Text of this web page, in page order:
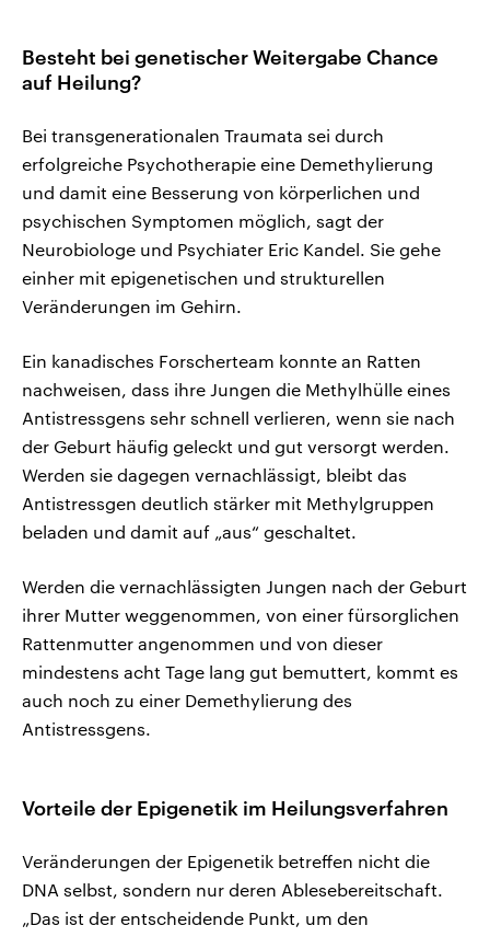
Besteht bei genetischer Weitergabe Chance
auf Heilung?
Bei transgenerationalen Traumata sei durch
erfolgreiche Psychotherapie eine Demethylierung
und damit eine Besserung von körperlichen und
psychischen Symptomen möglich, sagt der
Neurobiologe und Psychiater Eric Kandel. Sie gehe
einher mit epigenetischen und strukturellen
Veränderungen im Gehirn.
Ein kanadisches Forscherteam konnte an Ratten
nachweisen, dass ihre Jungen die Methylhülle eines
Antistressgens sehr schnell verlieren, wenn sie nach
der Geburt häufig geleckt und gut versorgt werden.
Werden sie dagegen vernachlässigt, bleibt das
Antistressgen deutlich stärker mit Methylgruppen
beladen und damit auf „aus“ geschaltet.
Werden die vernachlässigten Jungen nach der Geburt
ihrer Mutter weggenommen, von einer fürsorglichen
Rattenmutter angenommen und von dieser
mindestens acht Tage lang gut bemuttert, kommt es
auch noch zu einer Demethylierung des
Antistressgens.
Vorteile der Epigenetik im Heilungsverfahren
Veränderungen der Epigenetik betreffen nicht die
DNA selbst, sondern nur deren Ablesebereitschaft.
„Das ist der entscheidende Punkt, um den